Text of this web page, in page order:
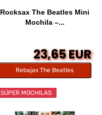
Rocksax The Beatles Mini
Mochila –...
23,65 EUR
Rebajas The Beatles
SÚPER MOCHILAS